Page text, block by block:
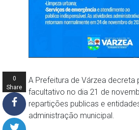
A Prefeitura de Várzea decreta
facultativo no dia 21 de
repartições publicas e
administração municipal.
0
Share
s